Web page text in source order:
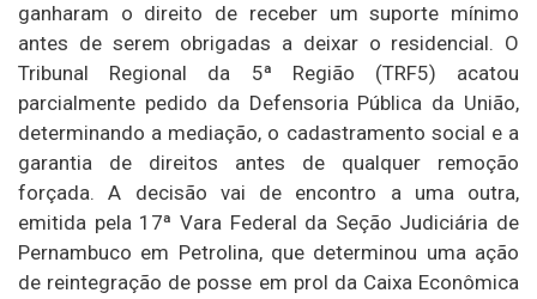
ganharam o direito de receber um suporte mínimo
antes de serem obrigadas a deixar o residencial. O
Tribunal Regional da 5ª Região (TRF5) acatou
parcialmente pedido da Defensoria Pública da União,
determinando a mediação, o cadastramento social e a
garantia de direitos antes de qualquer remoção
forçada. A decisão vai de encontro a uma outra,
emitida pela 17ª Vara Federal da Seção Judiciária de
Pernambuco em Petrolina, que determinou uma ação
de reintegração de posse em prol da Caixa Econômica